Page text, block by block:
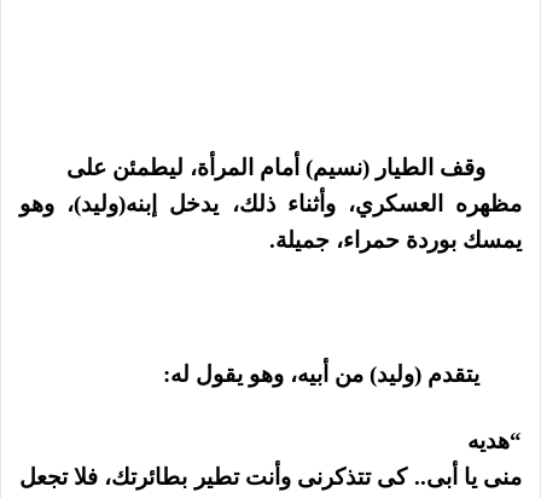
وقف الطيار (نسيم) أمام المرأة، ليطمئن على
مظهره العسكري، وأثناء ذلك، يدخل إبنه(وليد)، وهو
يمسك بوردة حمراء، جميلة.
يتقدم (وليد) من أبيه، وهو يقول له:
“هديه
منى يا أبى.. كى تتذكرنى وأنت تطير بطائرتك، فلا تجعل